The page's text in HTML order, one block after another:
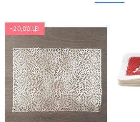
-20,00 LEI